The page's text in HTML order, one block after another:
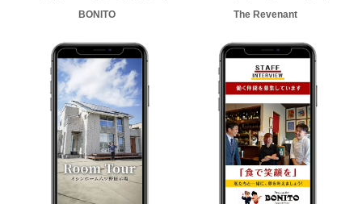
BONITO The Revenant